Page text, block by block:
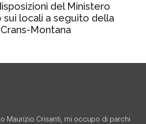
del Ministero
sui locali a seguito della
Montana
Maurizio Crisanti, mi occupo di parchi